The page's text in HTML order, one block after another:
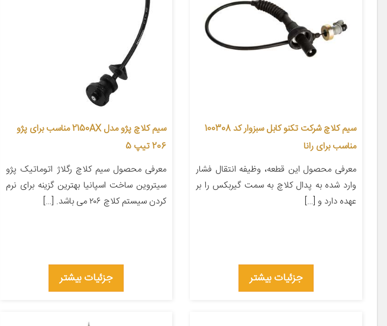
سیم کلاچ شرکت تکنو کابل سبزوار کد 100308
مناسب برای رانا
معرفی محصول این قطعه، وظیفه انتقال فشار
وارد شده به پدال کلاچ به سمت گیربکس را بر
عهده دارد و […]
جزئیات بیشتر
سیم کلاچ پژو مدل 2150AX مناسب برای پژو
206 تیپ 5
معرفی محصول سیم کلاچ رگلاژ اتوماتیک پژو
سیتروین ساخت اسپانیا بهترین گزینه برای نرم
کردن سیستم کلاچ ۲۰۶ می باشد. […]
جزئیات بیشتر